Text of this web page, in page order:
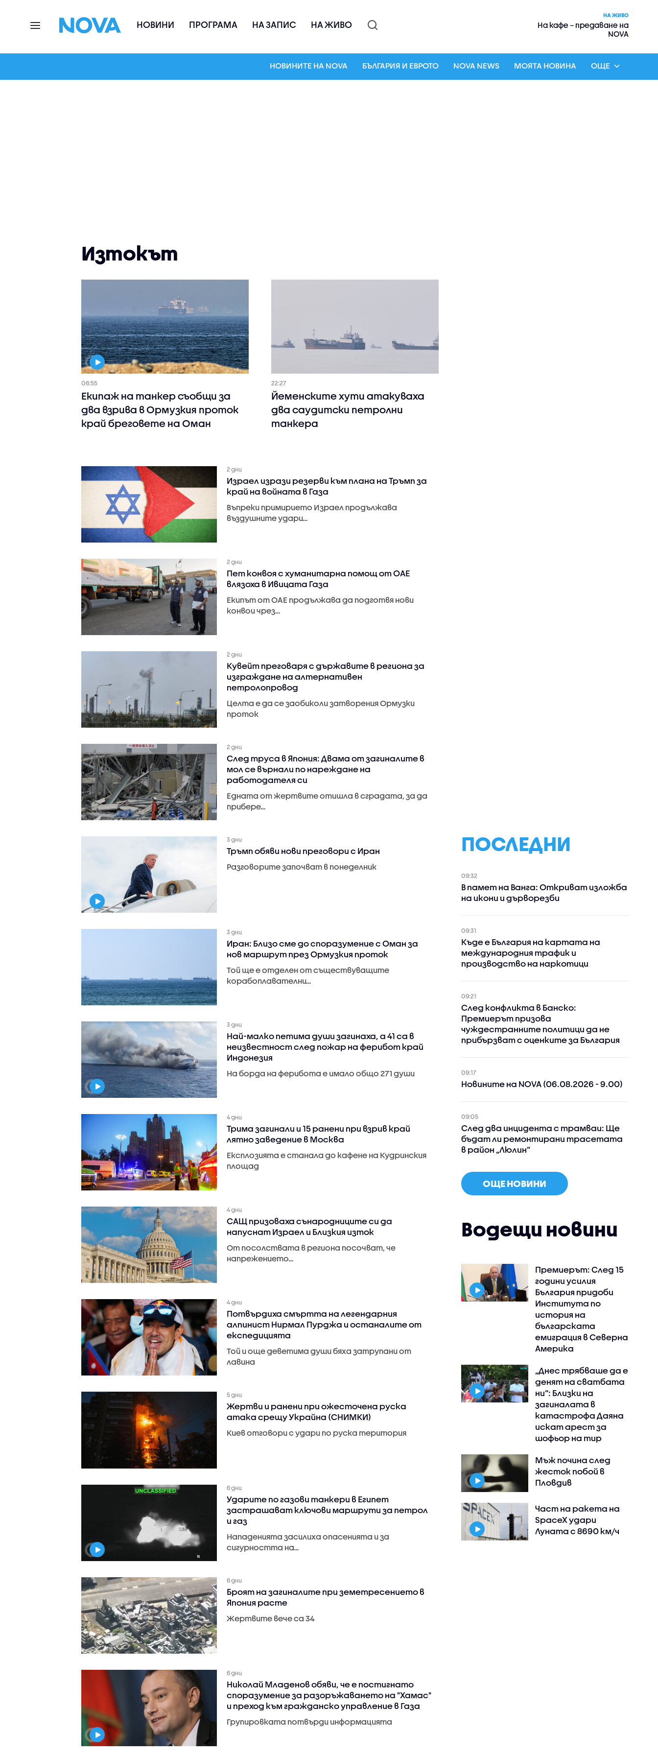
НОВИНИ ПРОГРАМА НА ЗАПИС НА ЖИВО
НА ЖИВО
На кафе – предаване на
NOVA
НОВИНИТЕ НА NOVA БЪЛГАРИЯ И ЕВРОТО NOVA NEWS МОЯТА НОВИНА ОЩЕ
Изтокът
06:55
Екипаж на танкер съобщи за
два взрива в Ормузкия проток
край бреговете на Оман
22:27
Йеменските хути атакуваха
два саудитски петролни
танкера
2 дни
Израел изрази резерви към плана на Тръмп за
край на войната в Газа
Въпреки примирието Израел продължава
въздушните удари…
2 дни
Пет конвоя с хуманитарна помощ от ОАЕ
влязоха в Ивицата Газа
Екипът от ОАЕ продължава да подготвя нови
конвои чрез…
2 дни
Кувейт преговаря с държавите в региона за
изграждане на алтернативен
петролопровод
Целта е да се заобиколи затворения Ормузки
проток
2 дни
След труса в Япония: Двама от загиналите в
мол се върнали по нареждане на
работодателя си
Едната от жертвите отишла в сградата, за да
прибере…
3 дни
Тръмп обяви нови преговори с Иран
Разговорите започват в понеделник
3 дни
Иран: Близо сме до споразумение с Оман за
нов маршрут през Ормузкия проток
Той ще е отделен от съществуващите
корабоплавателни…
3 дни
Най-малко петима души загинаха, а 41 са в
неизвестност след пожар на ферибот край
Индонезия
На борда на ферибота е имало общо 271 души
4 дни
Трима загинали и 15 ранени при взрив край
лятно заведение в Москва
Експлозията е станала до кафене на Кудринския
площад
4 дни
САЩ призоваха сънародниците си да
напуснат Израел и Близкия изток
От посолствата в региона посочват, че
напрежението…
4 дни
Потвърдиха смъртта на легендарния
алпинист Нирмал Пурджа и останалите от
експедицията
Той и още деветима души бяха затрупани от
лавина
5 дни
Жертви и ранени при ожесточена руска
атака срещу Украйна (СНИМКИ)
Киев отговори с удари по руска територия
6 дни
Ударите по газови танкери в Египет
застрашават ключови маршрути за петрол
и газ
Нападенията засилиха опасенията и за
сигурността на…
6 дни
Броят на загиналите при земетресението в
Япония расте
Жертвите вече са 34
6 дни
Николай Младенов обяви, че е постигнато
споразумение за разоръжаването на "Хамас"
и преход към гражданско управление в Газа
Групировката потвърди информацията
ПОСЛЕДНИ
09:32
В памет на Ванга: Откриват изложба
на икони и дърворезби
09:31
Къде е България на картата на
международния трафик и
производство на наркотици
09:21
След конфликта в Банско:
Премиерът призова
чуждестранните политици да не
прибързват с оценките за България
09:17
Новините на NOVA (06.08.2026 - 9.00)
09:05
След два инцидента с трамваи: Ще
бъдат ли ремонтирани трасетата
в район „Люлин”
ОЩЕ НОВИНИ
Водещи новини
Премиерът: След 15
години усилия
България придоби
Института по
история на
българската
емиграция в Северна
Америка
„Днес трябваше да е
денят на сватбата
ни“: Близки на
загиналата в
катастрофа Даяна
искат арест за
шофьор на тир
Мъж почина след
жесток побой в
Пловдив
Част на ракета на
SpaceX удари
Луната с 8690 км/ч